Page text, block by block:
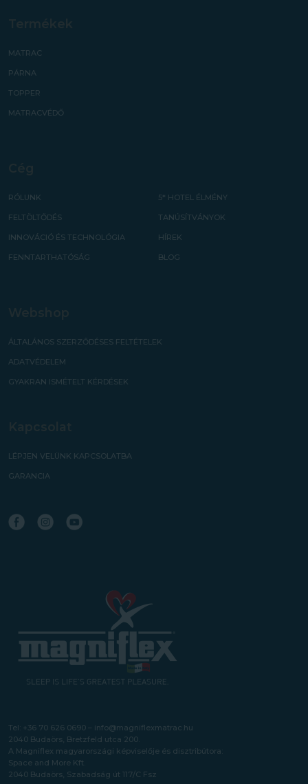
MATRAC
PÁRNA
TOPPER
MATRACVÉDŐ
RÓLUNK
FELTÖLTŐDÉS
INNOVÁCIÓ ÉS TECHNOLÓGIA
FENNTARTHATÓSÁG
5* HOTEL ÉLMÉNY
TANÚSÍTVÁNYOK
HÍREK
BLOG
ÁLTALÁNOS SZERZŐDÉSES FELTÉTELEK
ADATVÉDELEM
GYAKRAN ISMÉTELT KÉRDÉSEK
LÉPJEN VELÜNK KAPCSOLATBA
GARANCIA
Tel: +36 70 626 0690 – info@magniflexmatrac.hu
2040 Budaörs, Bretzfeld utca 200.
A Magniflex magyarországi képviselője és disztribútora:
Space and More Kft.
2040 Budaörs, Szabadság út 117/C Fsz